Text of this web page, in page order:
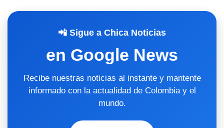
📲 Sigue a Chica Noticias
en Google News
Recibe nuestras noticias al instante y mantente
informado con la actualidad de Colombia y el
mundo.